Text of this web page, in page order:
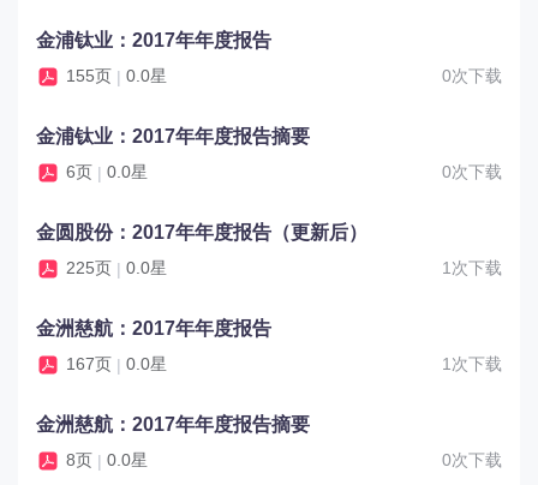
金浦钛业：2017年年度报告
155页 | 0.0星 0次下载
金浦钛业：2017年年度报告摘要
6页 | 0.0星 0次下载
金圆股份：2017年年度报告（更新后）
225页 | 0.0星 1次下载
金洲慈航：2017年年度报告
167页 | 0.0星 1次下载
金洲慈航：2017年年度报告摘要
8页 | 0.0星 0次下载